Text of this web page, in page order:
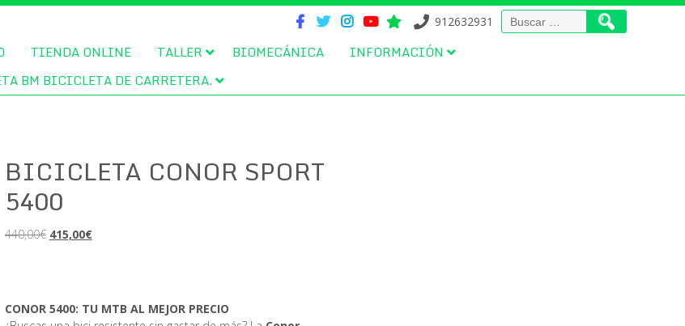
912632931 Buscar:
TIENDA ONLINE TALLER BIOMECÁNICA
INFORMACIÓN
BM BICICLETA DE CARRETERA.
BICICLETA CONOR SPORT
5400
440,00€ El
415,00€El
CONOR 5400: TU MTB AL MEJOR PRECIO